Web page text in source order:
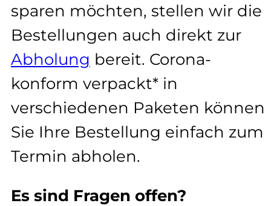
sparen möchten, stellen wir die
Bestellungen auch direkt zur
Abholung bereit. Corona-
konform verpackt* in
verschiedenen Paketen können
Sie Ihre Bestellung einfach zum
Termin abholen.
Es sind Fragen offen?